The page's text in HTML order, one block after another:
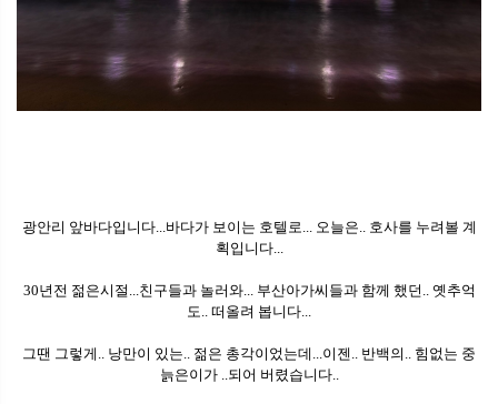
광안리 앞바다입니다...바다가 보이는 호텔로... 오늘은.. 호사를 누려볼 계
획입니다...
30년전 젊은시절...친구들과 놀러와... 부산아가씨들과 함께 했던.. 옛추억
도.. 떠올려 봅니다...
그땐 그렇게.. 낭만이 있는.. 젊은 총각이었는데...이젠.. 반백의.. 힘없는 중
늙은이가 ..되어 버렸습니다..